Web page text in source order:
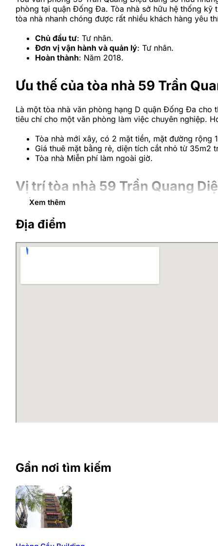
phòng tại quận Đống Đa. Tòa nhà sở hữu hệ thống kỹ
tòa nhà nhanh chóng được rất nhiều khách hàng yêu
Chủ đầu tư: Tư nhân.
Đơn vị vận hành và quản lý: Tư nhân.
Hoàn thành: Năm 2018.
Ưu thế của tòa nhà 59 Trần
Là một tòa nhà văn phòng hạng D quận Đống Đa cho
tiêu chí cho một văn phòng làm việc chuyên nghiệp.
Tòa nhà mới xây, có 2 mặt tiền, mặt đường
Giá thuê mặt bằng rẻ, diện tích cắt nhỏ từ 35m2
Tòa nhà Miễn phí làm ngoài giờ.
Vị trí tòa nhà 59 Trần Quang
của tòa nhà 59 Trần Quang Diệu, khách thuê chỉ
hội quận Đống Đa; 15 phút tới Hồ Hoàn Kiếm và
Đống Đa là một quận lớn nằm ngay cạnh trung tâm
Tiện ích văn phòng tòa 59 Trần
Nằm trong khu vực trung tâm với hạ tầng giao thông
tiện nghi, đảm bảo một nơi làm việc chuyên nghiệp
thuê như:
Xem thêm
Địa điểm
Gần nơi tìm kiếm